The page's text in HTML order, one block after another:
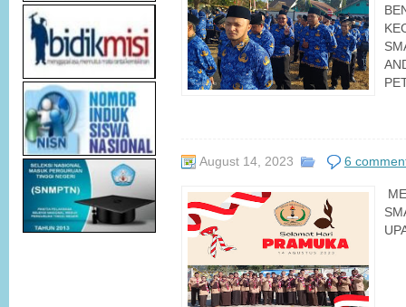
August 14, 2023 6